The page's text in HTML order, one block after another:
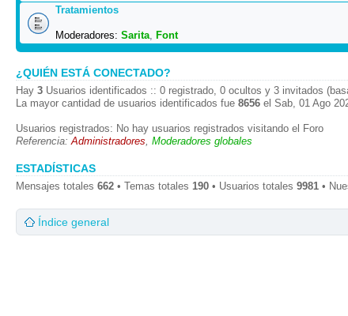
Tratamientos
Moderadores: Sarita, Font
¿QUIÉN ESTÁ CONECTADO?
Hay 3 Usuarios identificados :: 0 registrado, 0 ocultos y 3 invitados
La mayor cantidad de usuarios identificados fue 8656 el Sab, 01 Ago
Usuarios registrados: No hay usuarios registrados visitando el Foro
Referencia:Administradores, Moderadores globales
ESTADÍSTICAS
Mensajes totales 662 • Temas totales 190 • Usuarios totales 9981 •
Índice general